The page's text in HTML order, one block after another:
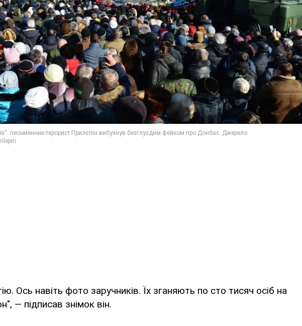
Ось навіть фото заручників. Їх зганяють по сто тисяч осіб на
— підписав знімок він.